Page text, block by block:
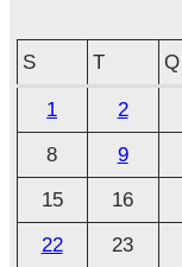
S
T Q
1 2
8
9
15
16
22
23